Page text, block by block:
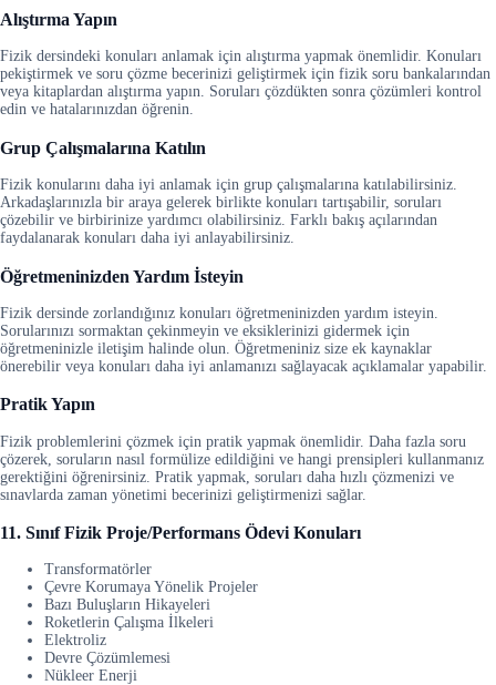
Alıştırma Yapın
Fizik dersindeki konuları anlamak için alıştırma yapmak önemlidir. Konuları
pekiştirmek ve soru çözme becerinizi geliştirmek için fizik soru bankalarından
veya kitaplardan alıştırma yapın. Soruları çözdükten sonra çözümleri kontrol
edin ve hatalarınızdan öğrenin.
Grup Çalışmalarına Katılın
Fizik konularını daha iyi anlamak için grup çalışmalarına katılabilirsiniz.
Arkadaşlarınızla bir araya gelerek birlikte konuları tartışabilir, soruları
çözebilir ve birbirinize yardımcı olabilirsiniz. Farklı bakış açılarından
faydalanarak konuları daha iyi anlayabilirsiniz.
Öğretmeninizden Yardım İsteyin
Fizik dersinde zorlandığınız konuları öğretmeninizden yardım isteyin.
Sorularınızı sormaktan çekinmeyin ve eksiklerinizi gidermek için
öğretmeninizle iletişim halinde olun. Öğretmeniniz size ek kaynaklar
önerebilir veya konuları daha iyi anlamanızı sağlayacak açıklamalar yapabilir.
Pratik Yapın
Fizik problemlerini çözmek için pratik yapmak önemlidir. Daha fazla soru
çözerek, soruların nasıl formülize edildiğini ve hangi prensipleri kullanmanız
gerektiğini öğrenirsiniz. Pratik yapmak, soruları daha hızlı çözmenizi ve
sınavlarda zaman yönetimi becerinizi geliştirmenizi sağlar.
11. Sınıf Fizik Proje/Performans Ödevi Konuları
Transformatörler
Çevre Korumaya Yönelik Projeler
Bazı Buluşların Hikayeleri
Roketlerin Çalışma İlkeleri
Elektroliz
Devre Çözümlemesi
Nükleer Enerji